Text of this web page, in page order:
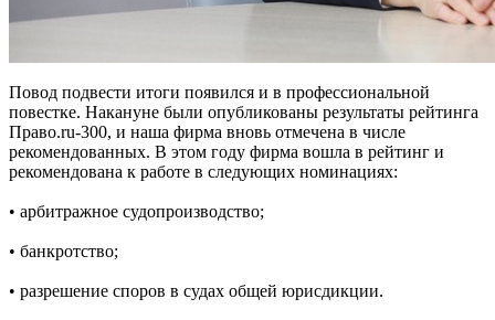
Повод подвести итоги появился и в профессиональной
повестке. Накануне были опубликованы результаты рейтинга
Право.ru-300, и наша фирма вновь отмечена в числе
рекомендованных. В этом году фирма вошла в рейтинг и
рекомендована к работе в следующих номинациях:
• арбитражное судопроизводство;
• банкротство;
• разрешение споров в судах общей юрисдикции.